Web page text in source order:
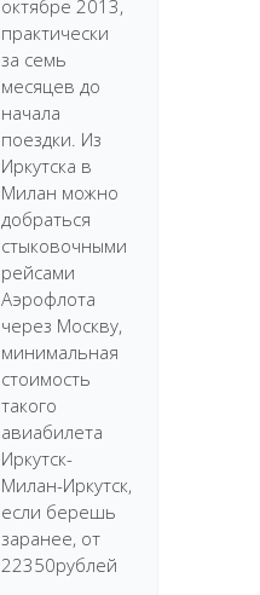
октябре 2013,
практически
за семь
месяцев до
начала
поездки. Из
Иркутска в
Милан можно
добраться
стыковочными
рейсами
Аэрофлота
через Москву,
минимальная
стоимость
такого
авиабилета
Иркутск-
Милан-Иркутск,
если берешь
заранее, от
22350рублей